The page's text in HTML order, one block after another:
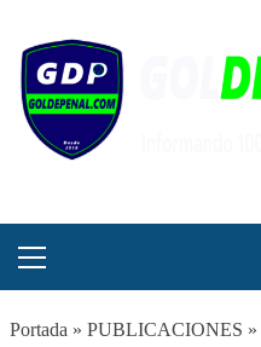
contenido
principal
Portada » PUBLICACIONES »